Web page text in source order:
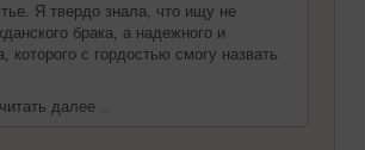
Я твердо знала, что ищу не
брака, а надежного и
которого с гордостью смогу назвать
далее ..